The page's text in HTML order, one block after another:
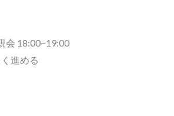
会 18:00~19:00
進める